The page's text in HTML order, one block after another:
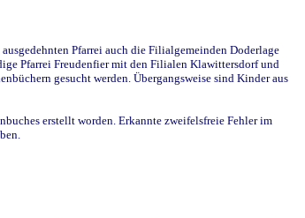
Pfarrei auch die Filialgemeinden Doderlage
Pfarrei Freudenfier mit den Filialen Klawittersdorf und
gesucht werden. Übergangsweise sind Kinder aus
erstellt worden. Erkannte zweifelsfreie Fehler im